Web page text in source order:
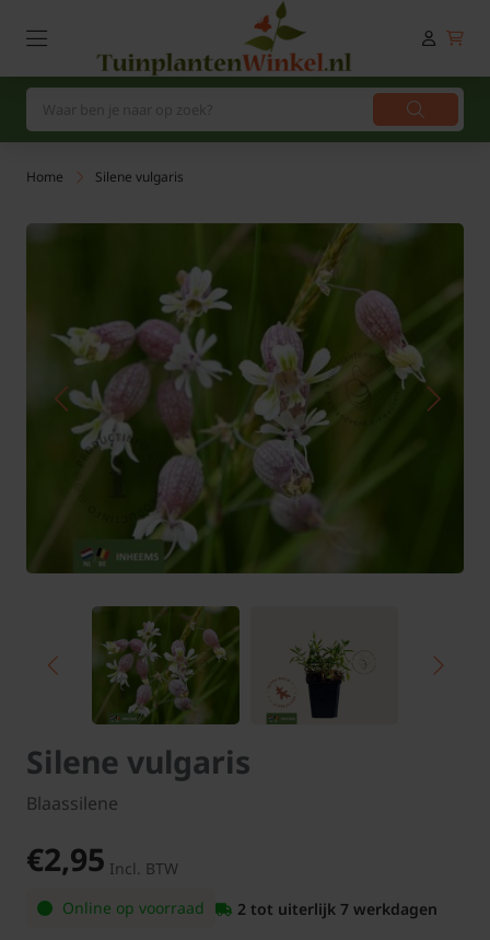
Home Silene vulgaris
Silene vulgaris
Blaassilene
€2,95 Incl. BTW
Online op voorraad
2 tot uiterlijk 7 werkdagen